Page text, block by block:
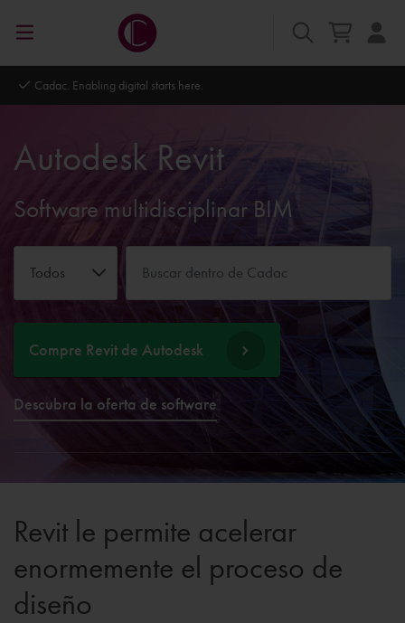
Autodesk Platinum Partner
Autodesk Revit
Software multidisciplinar BIM
Todos
Compre Revit de Autodesk
Descubra la oferta de software
Revit le permite acelerar
enormemente el proceso de
diseño